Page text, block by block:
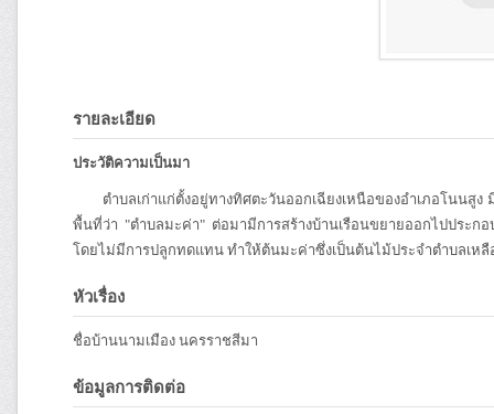
รายละเอียด
ประวัติความเป็นมา
ตำบลเก่าแก่ตั้งอยู่ทางทิศตะวันออกเฉียงเหนือของอำเภอโนนสู
พื้นที่ว่า "ตำบลมะค่า" ต่อมามีการสร้างบ้านเรือนขยายออกไปประก
โดยไม่มีการปลูกทดแทน ทำให้ต้นมะค่าซึ่งเป็นต้นไม้ประจำตำบลเหลื
หัวเรื่อง
ชื่อบ้านนามเมือง นครราชสีมา
ข้อมูลการติดต่อ